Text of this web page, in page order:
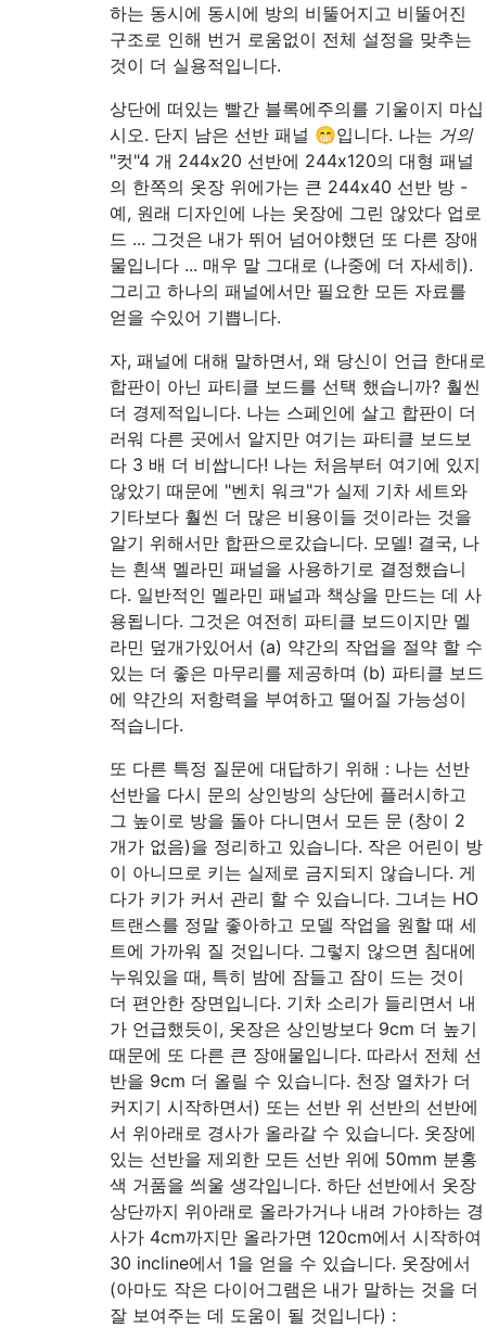
하는 동시에 동시에 방의 비뚤어지고 비뚤어진
구조로 인해 번거 로움없이 전체 설정을 맞추는
것이 더 실용적입니다.
상단에 떠있는 빨간 블록에주의를 기울이지 마십
시오. 단지 남은 선반 패널 😁입니다. 나는 거의
"컷"4 개 244x20 선반에 244x120의 대형 패널
의 한쪽의 옷장 위에가는 큰 244x40 선반 방 -
예, 원래 디자인에 나는 옷장에 그린 않았다 업로
드 ... 그것은 내가 뛰어 넘어야했던 또 다른 장애
물입니다 ... 매우 말 그대로 (나중에 더 자세히).
그리고 하나의 패널에서만 필요한 모든 자료를
얻을 수있어 기쁩니다.
자, 패널에 대해 말하면서, 왜 당신이 언급 한대로
합판이 아닌 파티클 보드를 선택 했습니까? 훨씬
더 경제적입니다. 나는 스페인에 살고 합판이 더
러워 다른 곳에서 알지만 여기는 파티클 보드보
다 3 ​​배 더 비쌉니다! 나는 처음부터 여기에 있지
않았기 때문에 "벤치 워크"가 실제 기차 세트와
기타보다 훨씬 더 많은 비용이들 것이라는 것을
알기 위해서만 합판으로갔습니다. 모델! 결국, 나
는 흰색 멜라민 패널을 사용하기로 결정했습니
다. 일반적인 멜라민 패널과 책상을 만드는 데 사
용됩니다. 그것은 여전히 ​​파티클 보드이지만 멜
라민 덮개가있어서 (a) 약간의 작업을 절약 할 수
있는 더 좋은 마무리를 제공하며 (b) 파티클 보드
에 약간의 저항력을 부여하고 떨어질 가능성이
적습니다.
또 다른 특정 질문에 대답하기 위해 : 나는 선반
선반을 다시 문의 상인방의 상단에 플러시하고
그 높이로 방을 돌아 다니면서 모든 문 (창이 2
개가 없음)을 정리하고 있습니다. 작은 어린이 방
이 아니므로 키는 실제로 금지되지 않습니다. 게
다가 키가 커서 관리 할 수 ​​있습니다. 그녀는 HO
트랜스를 정말 좋아하고 모델 작업을 원할 때 세
트에 가까워 질 것입니다. 그렇지 않으면 침대에
누워있을 때, 특히 밤에 잠들고 잠이 드는 것이
더 편안한 장면입니다. 기차 소리가 들리면서 내
가 언급했듯이, 옷장은 상인방보다 9cm 더 높기
때문에 또 다른 큰 장애물입니다. 따라서 전체 선
반을 9cm 더 올릴 수 있습니다. 천장 열차가 더
커지기 시작하면서) 또는 선반 위 선반의 선반에
서 위아래로 경사가 올라갈 수 있습니다. 옷장에
있는 선반을 제외한 모든 선반 위에 50mm 분홍
색 거품을 씌울 생각입니다. 하단 선반에서 옷장
상단까지 위아래로 올라가거나 내려 가야하는 경
사가 4cm까지만 올라가면 120cm에서 시작하여
30 incline에서 1을 얻을 수 있습니다. 옷장에서
(아마도 작은 다이어그램은 내가 말하는 것을 더
잘 보여주는 데 도움이 될 것입니다) :